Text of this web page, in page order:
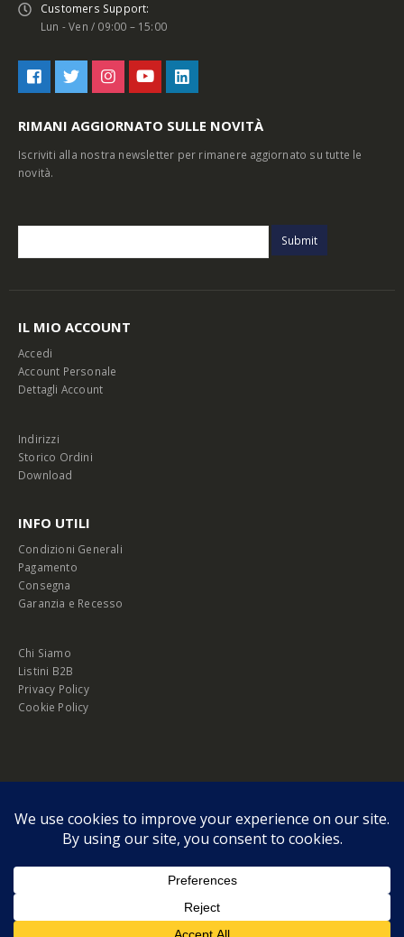
Customers Support:
Lun - Ven / 09:00 – 15:00
RIMANI AGGIORNATO SULLE NOVITÀ
Iscriviti alla nostra newsletter per rimanere aggiornato su tutte le
novità.
IL MIO ACCOUNT
Accedi
Account Personale
Dettagli Account
Indirizzi
Storico Ordini
Download
INFO UTILI
Condizioni Generali
Pagamento
Consegna
Garanzia e Recesso
Chi Siamo
Listini B2B
Privacy Policy
Cookie Policy
© Copyright 2026 Melopero S.r.l. | Headquarter: Viale Manzoni, 26 - 00185
P.IVA 13420451000Privacy Policy|Cookie Policy